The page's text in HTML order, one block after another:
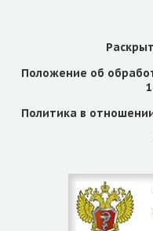
Положение об
Политика в